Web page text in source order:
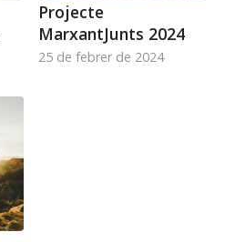
Projecte
MarxantJunts 2024
25 de febrer de 2024